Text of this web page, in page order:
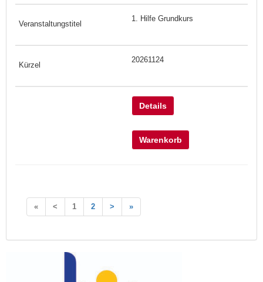
1. Hilfe Grundkurs
20261124
Details
Warenkorb
« < 1 2 > »